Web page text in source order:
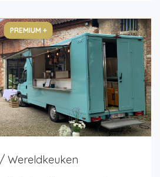
PREMIUM +
Wereldkeuken